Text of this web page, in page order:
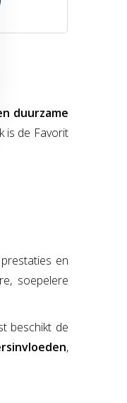
duurzame
is de Favorit
en
soepelere
beschikt de
,